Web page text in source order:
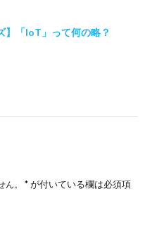
】「IoT」って何の略？
。 *が付いている欄は必須項